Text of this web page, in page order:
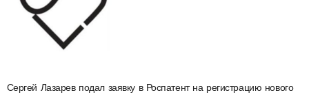
Сергей Лазарев подал заявку в Роспатент на регистрацию нового